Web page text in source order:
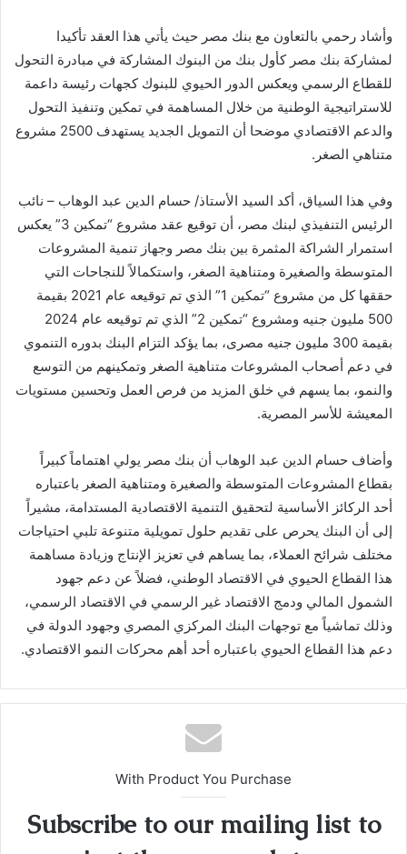
وأشاد رحمي بالتعاون مع بنك مصر حيث يأتي هذا العقد تأكيدا
لمشاركة بنك مصر كأول بنك من البنوك المشاركة في مبادرة التحول
للقطاع الرسمي ويعكس الدور الحيوي للبنوك كجهات رئيسة داعمة
للاستراتيجية الوطنية من خلال المساهمة في تمكين وتنفيذ التحول
والدعم الاقتصادي موضحا أن التمويل الجديد يستهدف 2500 مشروع
متناهي الصغر.
وفي هذا السياق، أكد السيد الأستاذ/ حسام الدين عبد الوهاب – نائب
الرئيس التنفيذي لبنك مصر، أن توقيع عقد مشروع “تمكين 3” يعكس
استمرار الشراكة المثمرة بين بنك مصر وجهاز تنمية المشروعات
المتوسطة والصغيرة ومتناهية الصغر، واستكمالاً للنجاحات التي
حققها كل من مشروع “تمكين 1” الذي تم توقيعه عام 2021 بقيمة
500 مليون جنيه ومشروع “تمكين 2” الذي تم توقيعه عام 2024
بقيمة 300 مليون جنيه مصرى، بما يؤكد التزام البنك بدوره التنموي
في دعم أصحاب المشروعات متناهية الصغر وتمكينهم من التوسع
والنمو، بما يسهم في خلق المزيد من فرص العمل وتحسين مستويات
المعيشة للأسر المصرية.
وأضاف حسام الدين عبد الوهاب أن بنك مصر يولي اهتماماً كبيراً
بقطاع المشروعات المتوسطة والصغيرة ومتناهية الصغر باعتباره
أحد الركائز الأساسية لتحقيق التنمية الاقتصادية المستدامة، مشيراً
إلى أن البنك يحرص على تقديم حلول تمويلية متنوعة تلبي احتياجات
مختلف شرائح العملاء، بما يساهم في تعزيز الإنتاج وزيادة مساهمة
هذا القطاع الحيوي في الاقتصاد الوطني، فضلاً عن دعم جهود
الشمول المالي ودمج الاقتصاد غير الرسمي في الاقتصاد الرسمي،
وذلك تماشياً مع توجهات البنك المركزي المصري وجهود الدولة في
دعم هذا القطاع الحيوي باعتباره أحد أهم محركات النمو الاقتصادي.
With Product You Purchase
Subscribe to our mailing list to